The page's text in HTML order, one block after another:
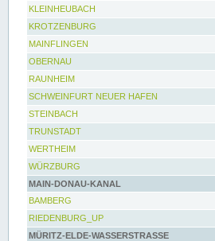
KLEINHEUBACH
KROTZENBURG
MAINFLINGEN
OBERNAU
RAUNHEIM
SCHWEINFURT NEUER HAFEN
STEINBACH
TRUNSTADT
WERTHEIM
WÜRZBURG
MAIN-DONAU-KANAL
BAMBERG
RIEDENBURG_UP
MÜRITZ-ELDE-WASSERSTRASSE